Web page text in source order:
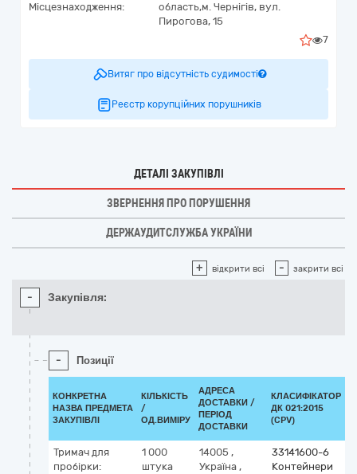
Місцезнаходження:
область,м. Чернігів, вул.
Пирогова, 15
7
Витяг про відсутність судимості
Реєстр корупційних порушників
ДЕТАЛІ ЗАКУПІВЛІ
ЗВЕРНЕННЯ ПРО ПОРУШЕННЯ
ДЕРЖАУДИТСЛУЖБА УКРАЇНИ
+ відкрити всі - закрити всі
- Закупівля:
- Позиції
КОНКРЕТНА
НАЗВА ПРЕДМЕТА
ЗАКУПІВЛІ
КІЛЬКІСТЬ
/
ОД.ВИМІРУ
АДРЕСА
ДОСТАВКИ /
ПЕРІОД
ДОСТАВКИ
КЛАСИФІКАТОР
ДК 021:2015
(CPV)
Тримач для
пробірки:
1 000
штука
14005 ,
Україна ,
33141600-6
Контейнери